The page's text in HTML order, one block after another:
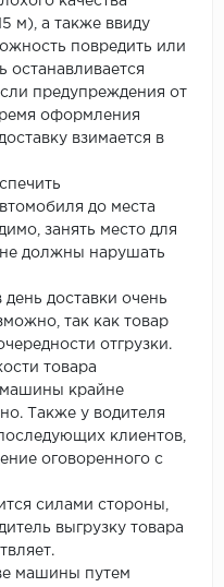
м), а также ввиду
повредить или
останавливается
предупреждения от
оформления
взимается в
до места
занять место для
не должны нарушать
доставки очень
так как товар
отгрузки.
товара
машины крайне
Также у водителя
клиентов,
оговоренного с
силами стороны,
выгрузку товара
машины путем